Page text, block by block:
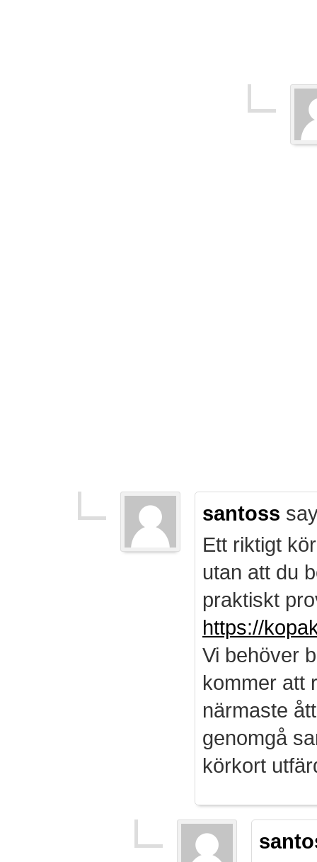
santoss
Ett riktigt
utan att du
praktiskt
https://
Vi behöver
kommer att
närmaste
genomgå
körkort